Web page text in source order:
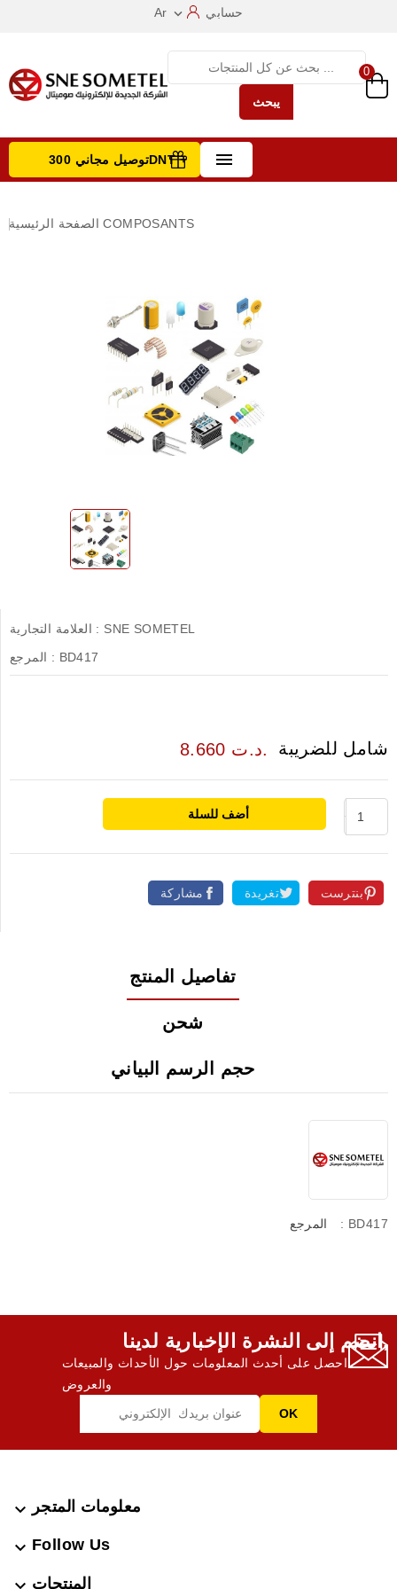
Ar  حسابي
يبحث
0
 توصيل مجاني 300DNT +
الصفحة الرئيسية COMPOSANTS
العلامة التجارية : SNE SOMETEL
المرجع : BD417
8.660 د.ت. شامل للضريبة
أضف للسلة
مشاركة تغريدة بنترست
تفاصيل المنتج
شحن
حجم الرسم البياني
المرجع : BD417
انضم إلى النشرة الإخبارية لدينا,
احصل على أحدث المعلومات حول الأحداث والمبيعات
والعروض
معلومات المتجر 
Follow Us

المنتجات